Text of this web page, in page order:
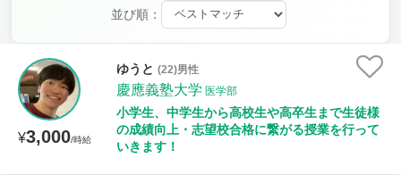
並び順：
¥3,000/時給
ゆうと (22)男性
慶應義塾大学 医学部
小学生、中学生から高校生や高卒生まで生徒様
の成績向上・志望校合格に繋がる授業を行って
いきます！
保健・体育 図画工作 書写
時給：¥1,000 ～ ¥10,000
授業可能日
月曜日 火曜日 水曜日 木曜日 金曜日